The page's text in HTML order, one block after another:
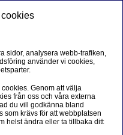
Fortsett til en lignende
sidor, analysera webb-trafiken,
använder vi cookies,
Genom att välja
från oss och våra externa
du vill godkänna bland
som krävs för att webbplatsen
helst ändra eller ta tillbaka ditt